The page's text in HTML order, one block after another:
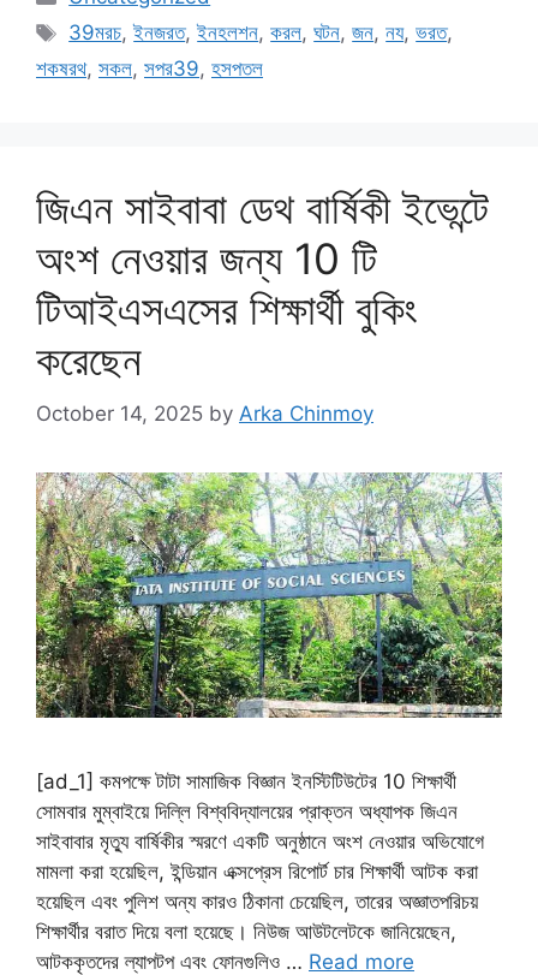
Tags
39মরচ,ইনজরত,ইনহলশন,করল,ঘটন,জন,নয,ভরত,
শকষরথ, সকল, সপর39, হসপতল
জিএন সাইবাবা ডেথ বার্ষিকী ইভেন্টে
অংশ নেওয়ার জন্য 10 টি
টিআইএসএসের শিক্ষার্থী বুকিং
করেছেন
October 14, 2025 by Arka Chinmoy
[ad_1] কমপক্ষে টাটা সামাজিক বিজ্ঞান ইনস্টিটিউটের 10 শিক্ষার্থী
সোমবার মুম্বাইয়ে দিল্লি বিশ্ববিদ্যালয়ের প্রাক্তন অধ্যাপক জিএন
সাইবাবার মৃত্যু বার্ষিকীর স্মরণে একটি অনুষ্ঠানে অংশ নেওয়ার অভিযোগে
মামলা করা হয়েছিল, ইন্ডিয়ান এক্সপ্রেস রিপোর্ট চার শিক্ষার্থী আটক করা
হয়েছিল এবং পুলিশ অন্য কারও ঠিকানা চেয়েছিল, তারের অজ্ঞাতপরিচয়
শিক্ষার্থীর বরাত দিয়ে বলা হয়েছে। নিউজ আউটলেটকে জানিয়েছেন,
আটককৃতদের ল্যাপটপ এবং ফোনগুলিও … Read more